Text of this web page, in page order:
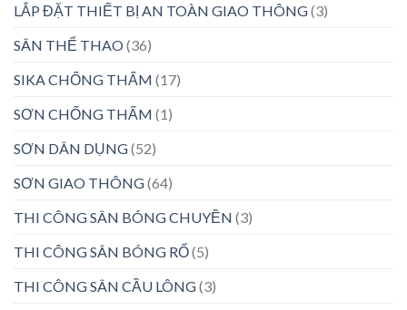
LẮP ĐẶT THIẾT BỊ AN TOÀN GIAO THÔNG(3)
SÂN THỂ THAO(36)
SIKA CHỐNG THẤM (17)
SƠN CHỐNG THẤM (1)
SƠN DÂN DỤNG(52)
SƠN GIAO THÔNG(64)
THI CÔNG SÂN BÓNG CHUYỀN (3)
THI CÔNG SÂN BÓNG RỔ(5)
THI CÔNG SÂN CẦU LÔNG(3)